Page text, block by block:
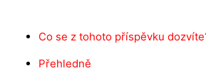
Co se z tohoto příspěvku
Přehledně